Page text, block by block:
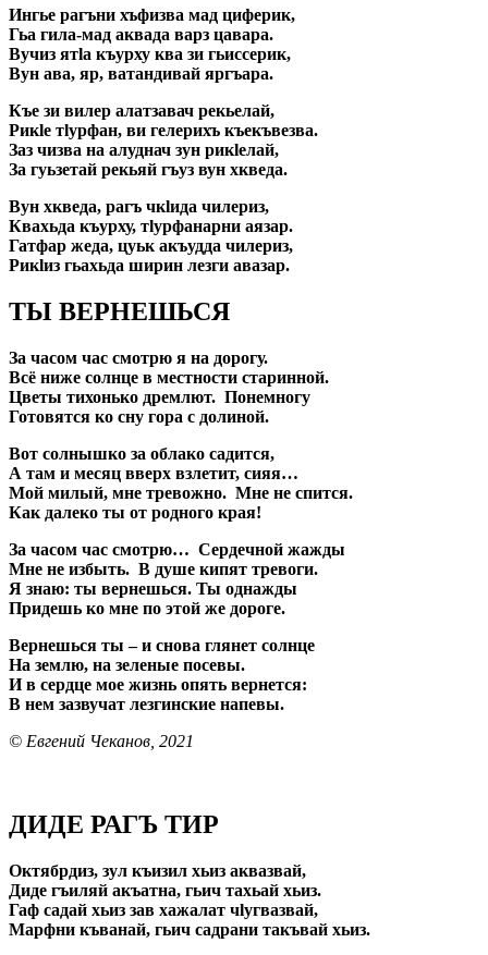
Ингье рагъни хъфизва мад циферик,
Гьа гила-мад аквада варз цавара.
Вучиз ятlа къурху ква зи гьиссерик,
Вун ава, яр, ватандивай яргъара.
Къе зи вилер алатзавач рекьелай,
Рикlе тlурфан, ви гелерихъ къекъвезва.
Заз чизва на алуднач зун рикlелай,
За гуьзетай рекьяй гъуз вун хкведа.
Вун хкведа, рагъ чкlида чилериз,
Квахьда къурху, тlурфанарни аязар.
Гатфар жеда, цуьк акъудда чилериз,
Рикlиз гьахьда ширин лезги авазар.
ТЫ ВЕРНЕШЬСЯ
За часом час смотрю я на дорогу.
Всё ниже солнце в местности старинной.
Цветы тихонько дремлют. Понемногу
Готовятся ко сну гора с долиной.
Вот солнышко за облако садится,
А там и месяц вверх взлетит, сияя…
Мой милый, мне тревожно. Мне не спится.
Как далеко ты от родного края!
За часом час смотрю… Сердечной жажды
Мне не избыть. В душе кипят тревоги.
Я знаю: ты вернешься. Ты однажды
Придешь ко мне по этой же дороге.
Вернешься ты – и снова глянет солнце
На землю, на зеленые посевы.
И в сердце мое жизнь опять вернется:
В нем зазвучат лезгинские напевы.
© Евгений Чеканов, 2021
ДИДЕ РАГЪ ТИР
Октябрдиз, зул къизил хьиз аквазвай,
Диде гъиляй акъатна, гьич тахьай хьиз.
Гаф садай хьиз зав хажалат чlугвазвай,
Марфни къванай, гьич садрани такъвай хьиз.